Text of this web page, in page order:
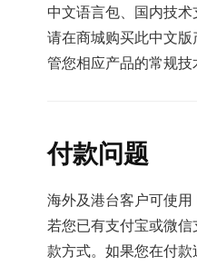
中文语言包、国内技术
请在商城购买此中文
管您相应产品的常规技
付款问题
海外及港台客户可使
若您已有支付宝或微
款方式。如果您在付